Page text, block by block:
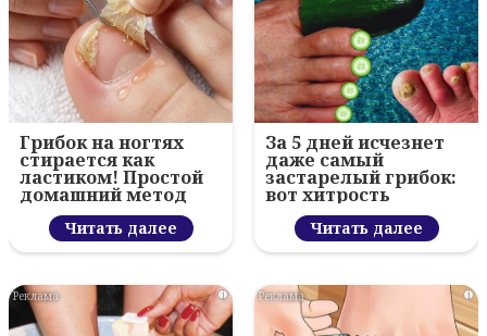
Грибок на ногтях
стирается как
ластиком! Простой
домашний метод
Читать далее
За 5 дней исчезнет
даже самый
застарелый грибок:
вот хитрость
Читать далее
i i